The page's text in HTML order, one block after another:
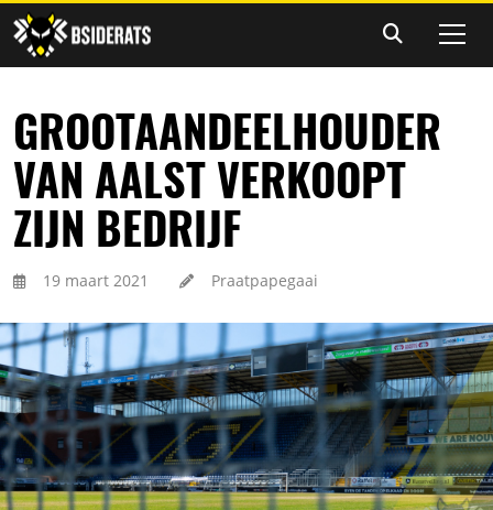
GROOTAANDEELHOUDER
VAN AALST VERKOOPT
ZIJN BEDRIJF
19 maart 2021 Praatpapegaai